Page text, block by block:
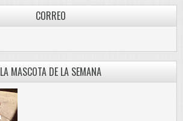
CORREO
LA MASCOTA DE LA SEMANA